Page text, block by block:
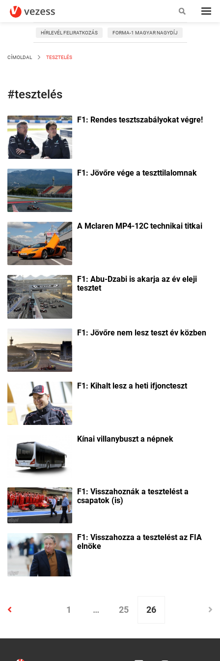
HÍRLEVÉL FELIRATKOZÁS FORMA-1 MAGYAR NAGYDÍJ
CÍMOLDAL TESZTELÉS
#tesztelés
F1: Rendes tesztszabályokat végre!
F1: Jövőre vége a teszttilalomnak
A Mclaren MP4-12C technikai titkai
F1: Abu-Dzabi is akarja az év eleji
tesztet
F1: Jövőre nem lesz teszt év közben
F1: Kihalt lesz a heti ifjoncteszt
Kínai villanybuszt a népnek
F1: Visszahoznák a tesztelést a
csapatok (is)
F1: Visszahozza a tesztelést az FIA
elnöke
1 … 25 26